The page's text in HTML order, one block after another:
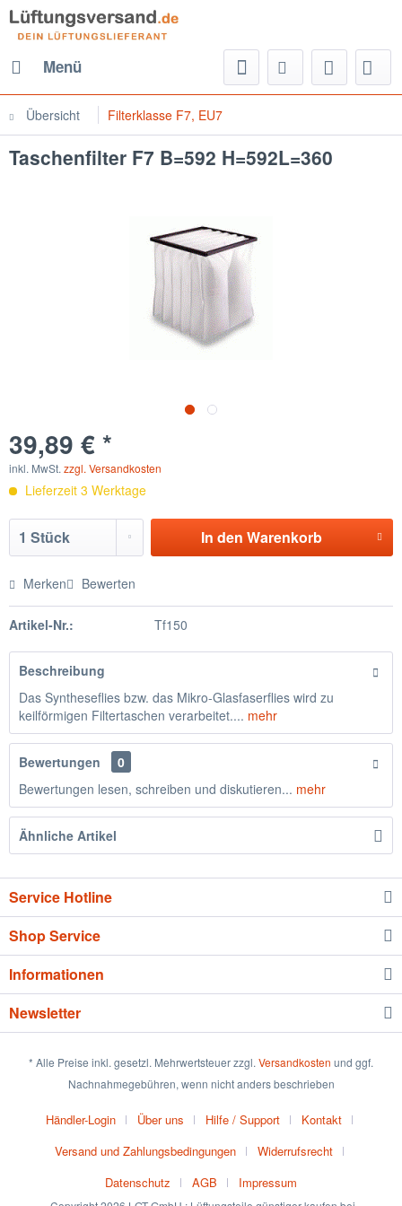
Menü
Übersicht Filterklasse F7, EU7
Taschenfilter F7 B=592 H=592L=360
39,89 € *
inkl. MwSt. zzgl. Versandkosten
Lieferzeit 3 Werktage
In den Warenkorb
Merken Bewerten
Artikel-Nr.: Tf150
Beschreibung
Das Syntheseflies bzw. das Mikro-Glasfaserflies wird zu
keilförmigen Filtertaschen verarbeitet.... mehr
Bewertungen
0
Bewertungen lesen, schreiben und diskutieren... mehr
Ähnliche Artikel
Service Hotline
Shop Service
Informationen
Newsletter
* Alle Preise inkl. gesetzl. Mehrwertsteuer zzgl. Versandkosten und ggf.
Nachnahmegebühren, wenn nicht anders beschrieben
Händler-Login Über uns Hilfe / Support
Kontakt
Versand und Zahlungsbedingungen
Widerrufsrecht
Datenschutz
AGB Impressum